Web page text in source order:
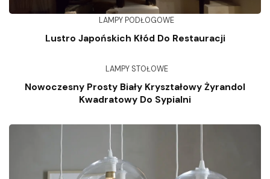
LAMPY PODŁOGOWE
Lustro Japońskich Kłód Do Restauracji
LAMPY STOŁOWE
Nowoczesny Prosty Biały Kryształowy Żyrandol
Kwadratowy Do Sypialni